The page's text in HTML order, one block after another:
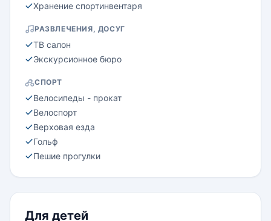
Хранение спортинвентаря
РАЗВЛЕЧЕНИЯ, ДОСУГ
ТВ салон
Экскурсионное бюро
СПОРТ
Велосипеды - прокат
Велоспорт
Верховая езда
Гольф
Пешие прогулки
Для детей